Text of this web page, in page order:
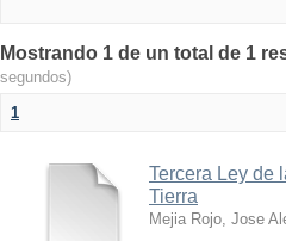
Mostrando 1 de un total de 1
segundos)
1
Tercera Ley de
Tierra
Mejia Rojo, Jose